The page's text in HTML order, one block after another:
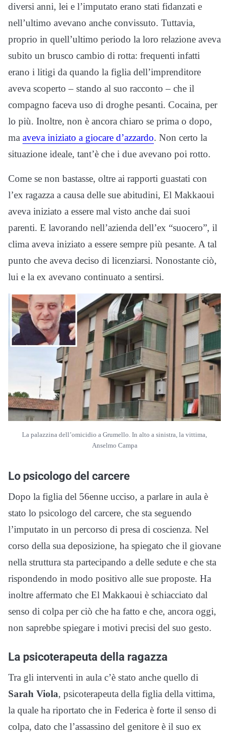
diversi anni, lei e l’imputato erano stati fidanzati e
nell’ultimo avevano anche convissuto. Tuttavia,
proprio in quell’ultimo periodo la loro relazione aveva
subito un brusco cambio di rotta: frequenti infatti
erano i litigi da quando la figlia dell’imprenditore
aveva scoperto – stando al suo racconto – che il
compagno faceva uso di droghe pesanti. Cocaina, per
lo più. Inoltre, non è ancora chiaro se prima o dopo,
ma aveva iniziato a giocare d’azzardo. Non certo la
situazione ideale, tant’è che i due avevano poi rotto.
Come se non bastasse, oltre ai rapporti guastati con
l’ex ragazza a causa delle sue abitudini, El Makkaoui
aveva iniziato a essere mal visto anche dai suoi
parenti. E lavorando nell’azienda dell’ex “suocero”, il
clima aveva iniziato a essere sempre più pesante. A tal
punto che aveva deciso di licenziarsi. Nonostante ciò,
lui e la ex avevano continuato a sentirsi.
La palazzina dell’omicidio a Grumello. In alto a sinistra, la vittima,
Anselmo Campa
Lo psicologo del carcere
Dopo la figlia del 56enne ucciso, a parlare in aula è
stato lo psicologo del carcere, che sta seguendo
l’imputato in un percorso di presa di coscienza. Nel
corso della sua deposizione, ha spiegato che il giovane
nella struttura sta partecipando a delle sedute e che sta
rispondendo in modo positivo alle sue proposte. Ha
inoltre affermato che El Makkaoui è schiacciato dal
senso di colpa per ciò che ha fatto e che, ancora oggi,
non saprebbe spiegare i motivi precisi del suo gesto.
La psicoterapeuta della ragazza
Tra gli interventi in aula c’è stato anche quello di
Sarah Viola, psicoterapeuta della figlia della vittima,
la quale ha riportato che in Federica è forte il senso di
colpa, dato che l’assassino del genitore è il suo ex